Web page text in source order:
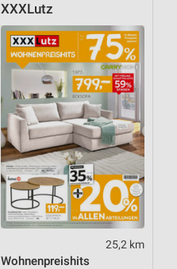
XXXLutz
25,2 km
Wohnenpreishits